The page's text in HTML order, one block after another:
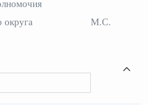
округа М.С.